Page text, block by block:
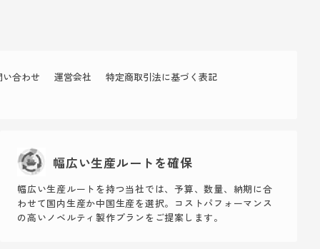
い合わせ 運営会社
特定商取引法に基づく表記
幅広い生産ルートを確保
幅広い生産ルートを持つ当社では、予算、数量、納期に合
わせて国内生産か中国生産を選択。コストパフォーマンス
の高いノベルティ製作プランをご提案します。